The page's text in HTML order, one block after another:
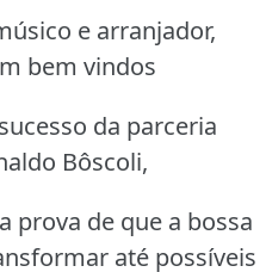
e arranjador,
bem vindos
da parceria
Bôscoli,
prova de que a bossa
até possíveis